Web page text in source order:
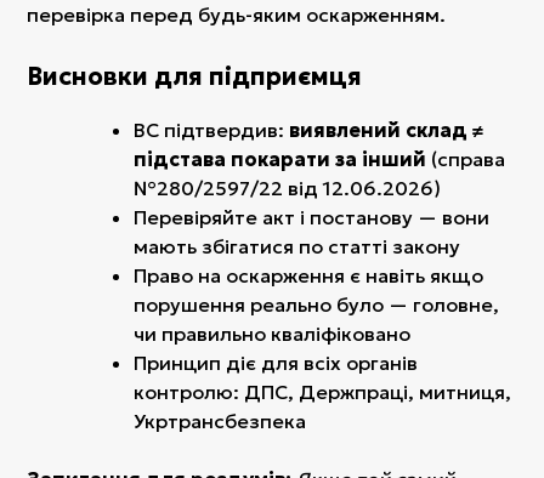
перевірка перед будь-яким оскарженням.
Висновки для підприємця
ВС підтвердив: виявлений склад ≠
підстава покарати за інший (справа
№280/2597/22 від 12.06.2026)
Перевіряйте акт і постанову — вони
мають збігатися по статті закону
Право на оскарження є навіть якщо
порушення реально було — головне,
чи правильно кваліфіковано
Принцип діє для всіх органів
контролю: ДПС, Держпраці, митниця,
Укртрансбезпека